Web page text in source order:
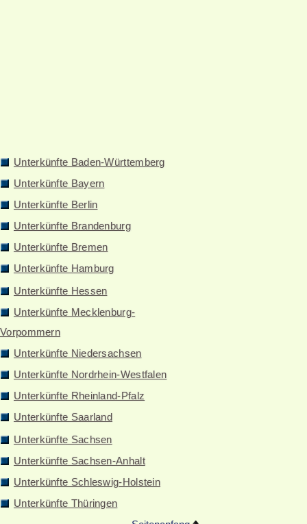
Unterkünfte Baden-Württemberg
Unterkünfte Bayern
Unterkünfte Berlin
Unterkünfte Brandenburg
Unterkünfte Bremen
Unterkünfte Hamburg
Unterkünfte Hessen
Unterkünfte Mecklenburg-
Vorpommern
Unterkünfte Niedersachsen
Unterkünfte Nordrhein-Westfalen
Unterkünfte Rheinland-Pfalz
Unterkünfte Saarland
Unterkünfte Sachsen
Unterkünfte Sachsen-Anhalt
Unterkünfte Schleswig-Holstein
Unterkünfte Thüringen